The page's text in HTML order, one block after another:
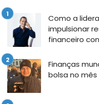
Como a
impulsionar
financeiro
Finanças
bolsa no mês